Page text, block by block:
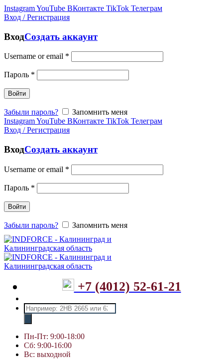
InstagramYouTube ВКонтакте TikTok Телеграм
Вход / Регистрация
ВходСоздать аккаунт
Username or email *
Пароль *
Войти
Забыли пароль?
Запомнить меня
InstagramYouTube ВКонтакте TikTok Телеграм
Вход / Регистрация
ВходСоздать аккаунт
Username or email *
Пароль *
Войти
Забыли пароль? Запомнить меня
+7 (4012) 52-61-21
Поиск
товаров
Пн-Пт: 9:00-18:00
Сб: 9:00-16:00
Вс: выходной